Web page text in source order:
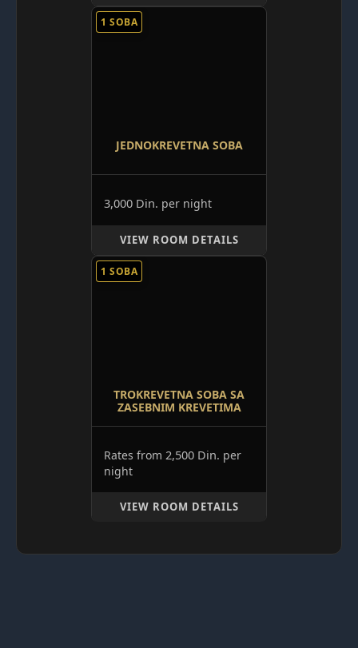
1 SOBA
JEDNOKREVETNA SOBA
3,000 Din. per night
VIEW ROOM DETAILS
1 SOBA
TROKREVETNA SOBA SA
ZASEBNIM KREVETIMA
Rates from 2,500 Din. per
night
VIEW ROOM DETAILS